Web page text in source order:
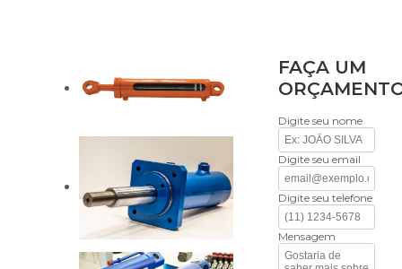
FAÇA UM
Digite seu nome
Digite seu email
Digite seu telefone
Mensagem